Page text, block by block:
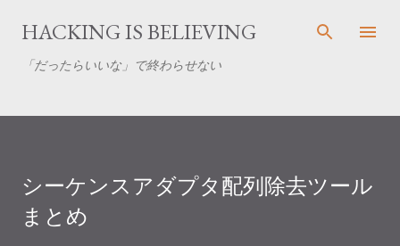
スキップしてメイン コンテンツに移動
HACKING IS BELIEVING
「だったらいいな」で終わらせない
シーケンスアダプタ配列除去ツール
まとめ